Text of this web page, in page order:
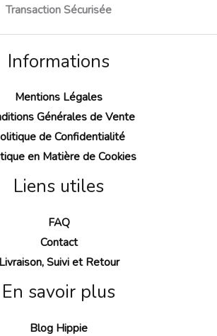
Transaction Sécurisée
Informations
Mentions Légales
Générales de Vente
de Confidentialité
en Matière de Cookies
Liens utiles
FAQ
Contact
Livraison, Suivi et Retour
En savoir plus
Blog Hippie